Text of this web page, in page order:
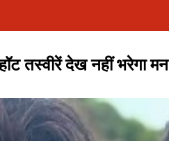
तस्वीरें देख नहीं भरेगा मन